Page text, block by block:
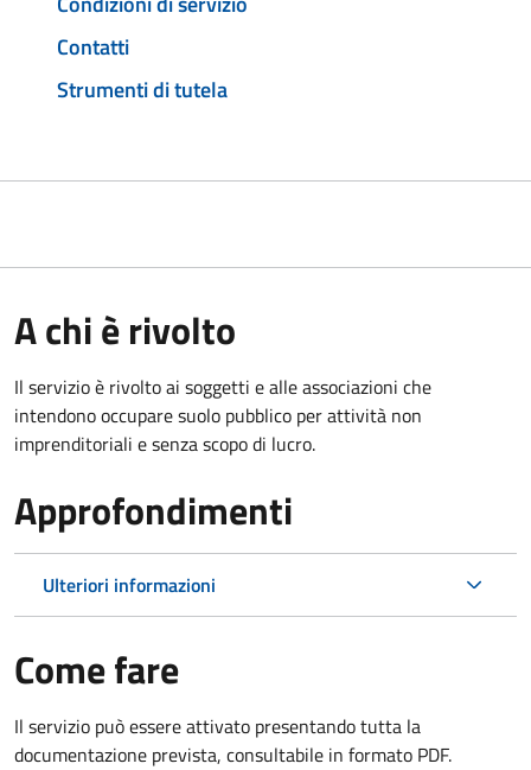
Contatti
Strumenti di tutela
A chi è rivolto
Il servizio è rivolto ai soggetti e alle associazioni che
intendono occupare suolo pubblico per attività non
imprenditoriali e senza scopo di lucro.
Approfondimenti
Ulteriori informazioni
Come fare
Il servizio può essere attivato presentando tutta la
documentazione prevista, consultabile in formato PDF.